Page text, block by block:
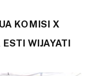
KOMISI X
WIJAYATI